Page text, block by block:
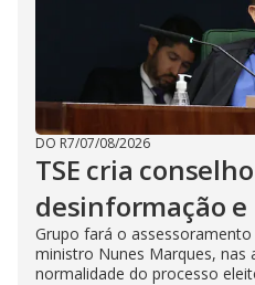
DO R7/07/08/2026
TSE cria
desinformação e
Grupo fará o
ministro Nunes Marques, nas
normalidade do processo